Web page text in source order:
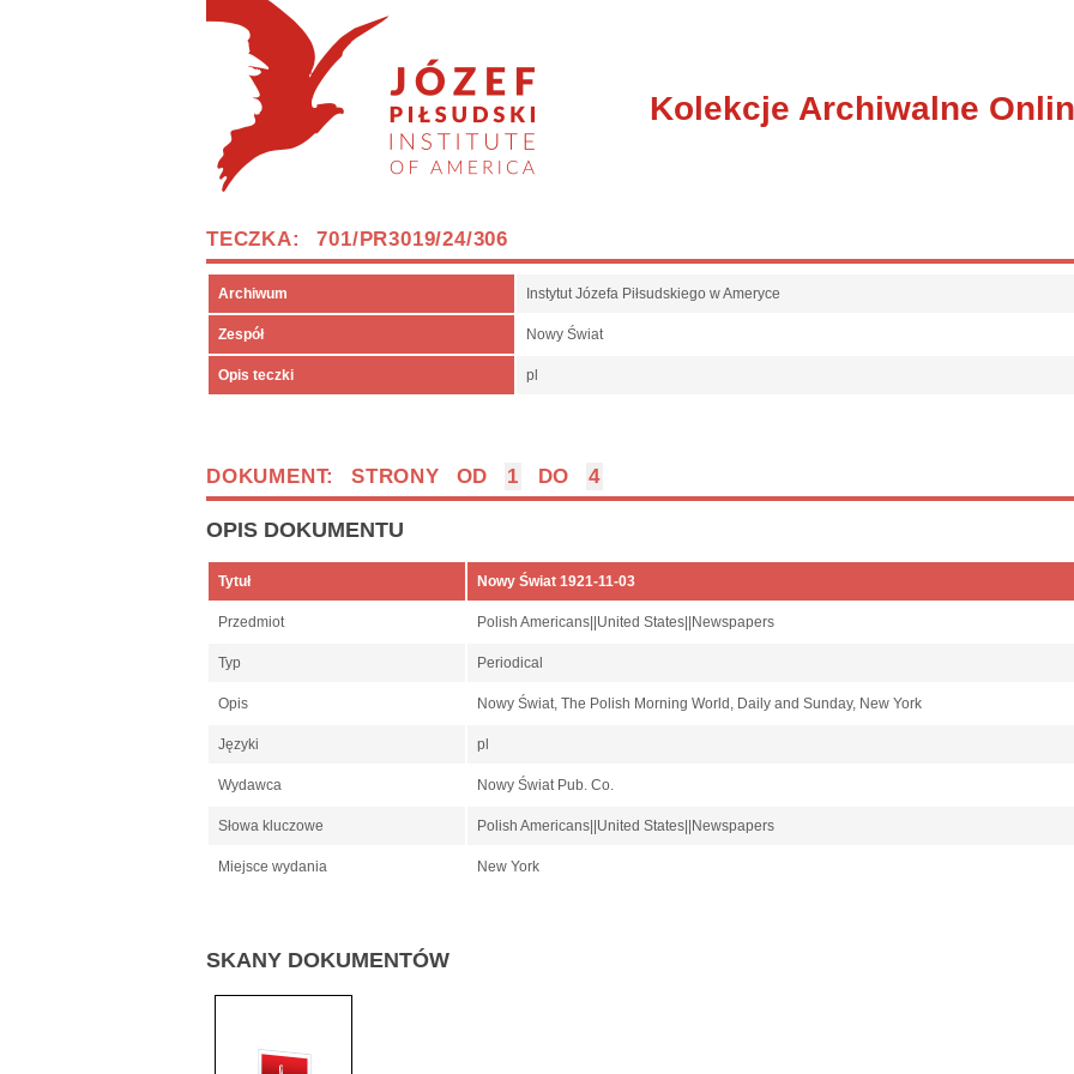
Kolekcje Archiwalne
TECZKA: 701/PR3019/24/306
Archiwum Instytut Józefa Piłsudskiego w Ameryce
Zespół Nowy Świat
Opis teczki pl
DOKUMENT: STRONY OD 1 DO 4
OPIS DOKUMENTU
Tytuł Nowy Świat 1921-11-03
Przedmiot Polish Americans||United States||Newspapers
Typ Periodical
Opis Nowy Świat, The Polish Morning World, Daily and Sunday, New York
Języki pl
Wydawca Nowy Świat Pub. Co.
Słowa kluczowe Polish Americans||United States||Newspapers
Miejsce wydania New York
SKANY DOKUMENTÓW